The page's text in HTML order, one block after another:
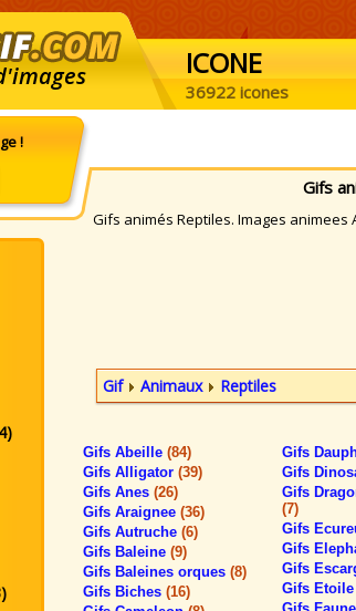
ICONE
36922 icones
!
Gifs
Gifs animés Reptiles. Images animees
Gif Animaux Reptiles
Gifs Abeille (84)
Gifs Alligator (39)
Gifs Anes (26)
Gifs Araignee (36)
Gifs Autruche (6)
Gifs Baleine (9)
Gifs Baleines orques (8)
Gifs Biches (16)
Gifs
Gifs
Gifs
(7)
Gifs
Gifs
Gifs
Gifs